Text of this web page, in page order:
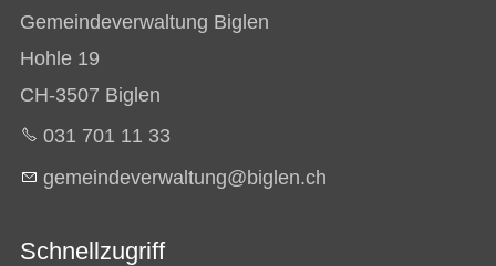
Gemeindeverwaltung Biglen
Hohle 19
CH-3507 Biglen
031 701 11 33
g m nd v rw lt ng b gl n ch
Schnellzugriff